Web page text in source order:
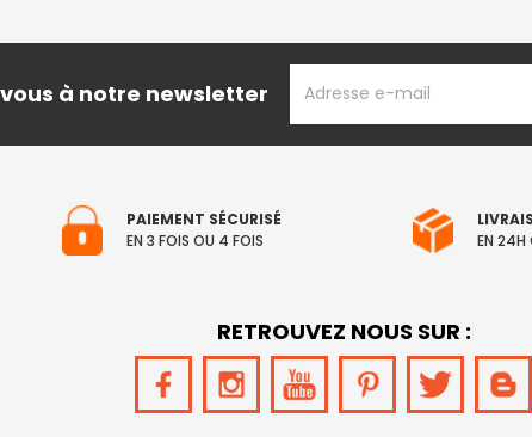
à notre newsletter
EMAIL
PAIEMENT SÉCURISÉ
EN 3 FOIS OU 4 FOIS
EN 24H
RETROUVEZ NOUS SUR :